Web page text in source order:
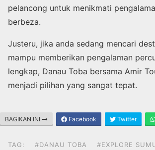
pelancong untuk menikmati
berbeza.
Justeru, jika anda sedang mencari
mampu memberikan pengalaman
lengkap, Danau Toba bersama Amir
menjadi pilihan yang sangat tepat.
BAGIKAN INI Facebook Twitter
TAG: #DANAU TOBA #EXPLORE